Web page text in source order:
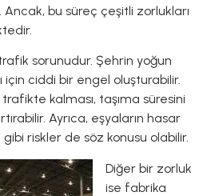
Ancak, bu süreç çeşitli zorlukları
sorunudur. Şehrin yoğun
için ciddi bir engel oluşturabilir.
trafikte kalması, taşıma süresini
Ayrıca, eşyaların hasar
riskler de söz konusu olabilir.
Diğer bir zorluk
ise fabrika